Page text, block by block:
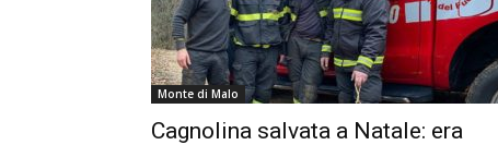
Monte di Malo
Cagnolina salvata a Natale: era